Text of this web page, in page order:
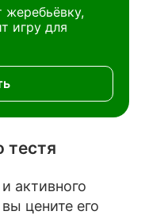
жеребьёвку,
игру для
тестя
активного
цените его